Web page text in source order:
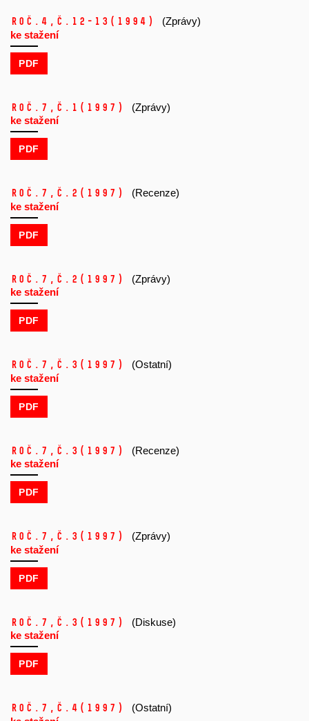
Roč.4, č.12-13 (1994)
(Zprávy)
ke stažení
PDF
Roč.7, č.1 (1997)
(Zprávy)
ke stažení
PDF
Roč.7, č.2 (1997)
(Recenze)
ke stažení
PDF
Roč.7, č.2 (1997)
(Zprávy)
ke stažení
PDF
Roč.7, č.3 (1997)
(Ostatní)
ke stažení
PDF
Roč.7, č.3 (1997)
(Recenze)
ke stažení
PDF
Roč.7, č.3 (1997)
(Zprávy)
ke stažení
PDF
Roč.7, č.3 (1997)
(Diskuse)
ke stažení
PDF
Roč.7, č.4 (1997)
(Ostatní)